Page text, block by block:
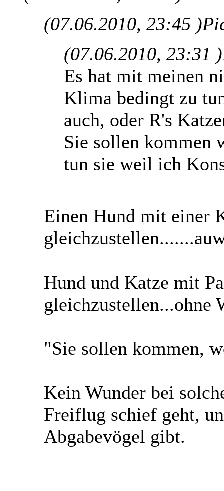
(07.06.2010, 23:45 )
(07.06.2010, 23:31 )
Es hat mit meinen
Klima bedingt zu
auch, oder R's
Sie sollen kommen
tun sie weil ich
Einen Hund mit einer
Hund und Katze mit
gleichzustellen...ohne
"Sie sollen kommen,
Kein Wunder bei
Freiflug schief geht,
Abgabevögel gibt.